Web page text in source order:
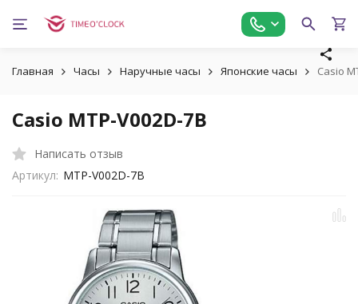
Главная Часы Наручные часы Японские часы Casio
Casio MTP-V002D-7B
Написать отзыв
Артикул: MTP-V002D-7B